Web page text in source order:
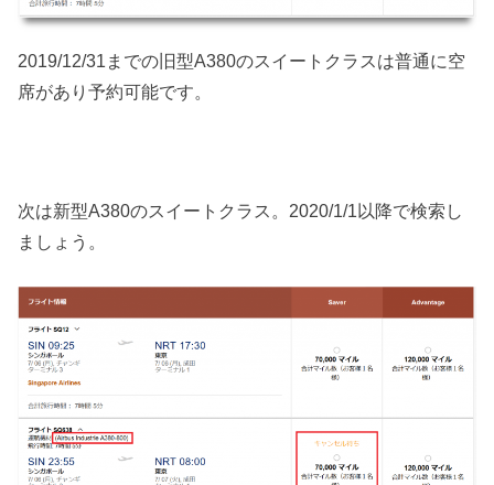
2019/12/31までの旧型A380のスイートクラスは普通に空
席があり予約可能です。
次は新型A380のスイートクラス。2020/1/1以降で検索し
ましょう。